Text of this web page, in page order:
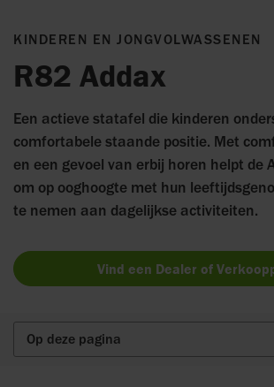
KINDEREN EN JONGVOLWASSENEN
R82 Addax
Een actieve statafel die kinderen
comfortabele staande positie. Met
en een gevoel van erbij horen helpt de
om op ooghoogte met hun
te nemen aan dagelijkse activiteiten.
Vind een Dealer of
Op deze pagina